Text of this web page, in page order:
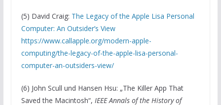
(5) David Craig: The Legacy of the Apple Lisa Personal
Computer: An Outsider’s View
https://www.callapple.org/modern-apple-
computing/the-legacy-of-the-apple-lisa-personal-
computer-an-outsiders-view/
(6) John Scull und Hansen Hsu: „The Killer App That
Saved the Macintosh“, IEEE Annals of the History of